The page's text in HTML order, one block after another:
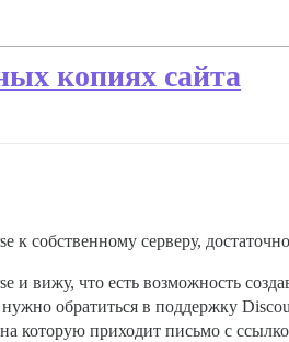
копиях сайта
к собственному серверу,
вижу, что есть возможность
обратиться в поддержку
которую приходит письмо с